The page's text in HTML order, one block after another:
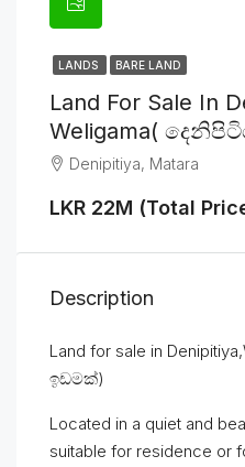
LANDS BARE LAND
Land For Sale In
Weligama(
Denipitiya, Matara
LKR 22M (Total
Description
Land for sale in
ඉඩමක්)
Located in a quiet and
suitable for residence or